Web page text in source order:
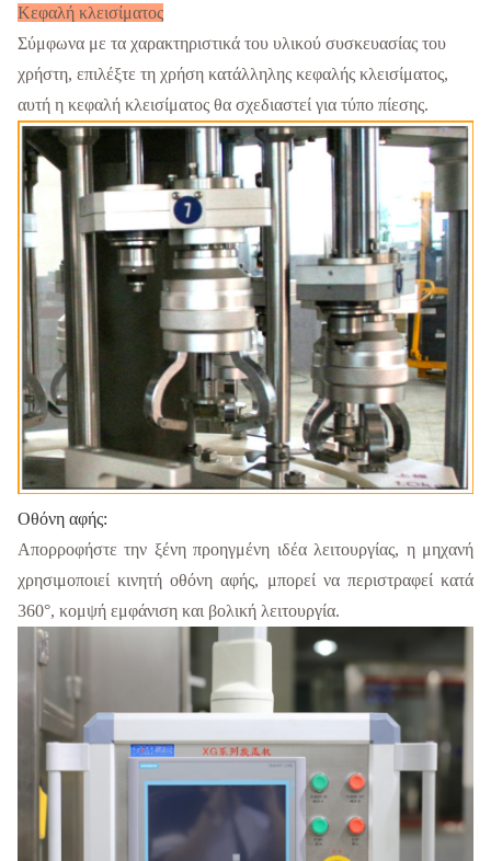
Κεφαλή κλεισίματος
Σύμφωνα με τα χαρακτηριστικά του υλικού συσκευασίας του
χρήστη, επιλέξτε τη χρήση κατάλληλης κεφαλής κλεισίματος,
αυτή η κεφαλή κλεισίματος θα σχεδιαστεί για τύπο πίεσης.
Οθόνη αφής:
Απορροφήστε την ξένη προηγμένη ιδέα λειτουργίας, η μηχανή
χρησιμοποιεί κινητή οθόνη αφής, μπορεί να περιστραφεί κατά
360°, κομψή εμφάνιση και βολική λειτουργία.